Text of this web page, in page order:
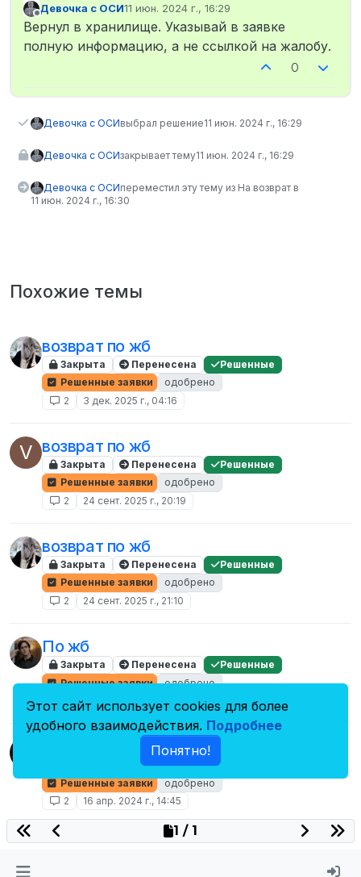
Не в сети
Девочка с ОСИ11 июн. 2024 г., 16:29
отредактировано
Вернул в хранилище. Указывай в заявке
полную информацию, а не ссылкой на жалобу.
0
Девочка с ОСИвыбрал решение11 июн. 2024 г., 16:29
Девочка с ОСИзакрывает тему11 июн. 2024 г., 16:29
Девочка с ОСИпереместил эту тему из На возврат в
11 июн. 2024 г., 16:30
Похожие темы
возврат по жб
Закрыта Перенесена
Решенные
Решенные заявки
одобрено
2
3 дек. 2025 г., 04:16
V возврат по жб
Закрыта Перенесена
Решенные
Решенные заявки
одобрено
2
24 сент. 2025 г., 20:19
возврат по жб
Закрыта Перенесена
Решенные
Решенные заявки
одобрено
2
24 сент. 2025 г., 21:10
По жб
Закрыта Перенесена
Решенные
Решенные заявки
одобрено
Перенесена
Решенные
Решенные заявки
одобрено
2
16 апр. 2024 г., 14:45
1 / 1
Этот сайт использует cookies для более
удобного взаимодействия. Подробнее
Понятно!